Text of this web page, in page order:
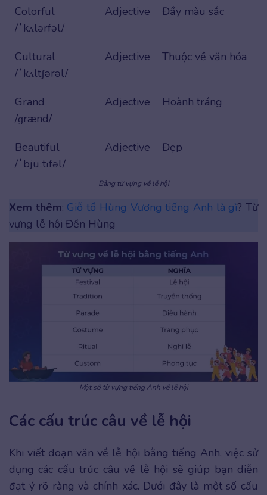
Colorful
/ˈkʌlərfəl/
Adjective Đầy màu sắc
Cultural
/ˈkʌltʃərəl/
Adjective Thuộc về văn hóa
Grand
/ɡrænd/
Adjective Hoành tráng
Beautiful
/ˈbjuːtɪfəl/
Adjective Đẹp
Bảng từ vựng về lễ hội
Xem thêm: Giỗ tổ Hùng Vương tiếng Anh là gì? Từ
vựng lễ hội Đền Hùng
Một số từ vựng tiếng Anh về lễ hội
Các cấu trúc câu về lễ hội
Khi viết đoạn văn về lễ hội bằng tiếng Anh, việc sử
dụng các cấu trúc câu về lễ hội sẽ giúp bạn diễn
đạt ý rõ ràng và chính xác. Dưới đây là một số cấu